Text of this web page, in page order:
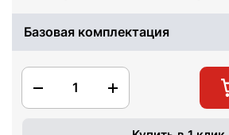
Базовая комплектация
1